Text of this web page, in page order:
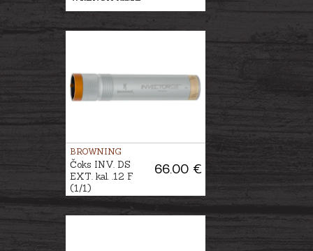
BROWNING
66.00 €
Čoks INV. DS
EXT. kal. .12 F
(1/1)